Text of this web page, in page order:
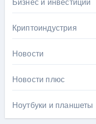
Криптоиндустрия
Новости
Новости плюс
Ноутбуки и планшеты